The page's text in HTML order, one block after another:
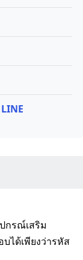
กรณ์เสริม
ได้เพียงว่ารหัส